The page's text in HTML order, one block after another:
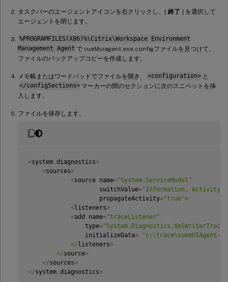
タスクバーのエージェントアイコンを右クリックし、[ 終了 ] を選択して
エージェントを閉じます。
%PROGRAMFILES(X86)%\Citrix\Workspace Environment
Management Agent で vueMuiagent.exe.configファイルを見つけて、
ファイルのバックアップコピーを作成します。
メモ帳またはワードパッドでファイルを開き、 <configuration> と
</configSections> マーカーの間のセクションに次のスニペットを挿
入します。
ファイルを保存します。
<system . diagnostics>
<sources>
<source name="System.ServiceModel"
                    switchValue
="Information,
                    propagateActivity
="true">
<listeners>
<add name="traceListener"
                type
=
                initializeData
=
"c:\trace\vuemUIAgent-
</listeners>
</source>
</sources>
</system . diagnostics>